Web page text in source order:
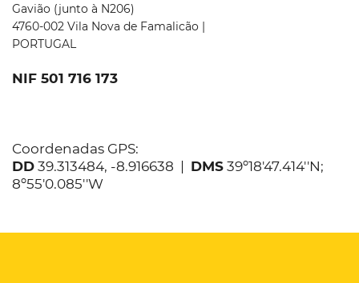
Gavião (junto à N206)
4760-002 Vila Nova de Famalicão |
PORTUGAL
NIF 501 716 173
Coordenadas GPS:
DD 39.313484, -8.916638 | DMS 39º18'47.414''N;
8º55'0.085''W